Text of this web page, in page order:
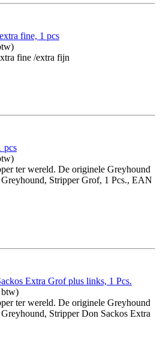
fine, 1 pcs
fine /extra fijn
pcs
ter wereld. De originele Greyhound
Stripper Grof, 1 Pcs., EAN
Extra Grof plus links, 1 Pcs.
ter wereld. De originele Greyhound
Stripper Don Sackos Extra